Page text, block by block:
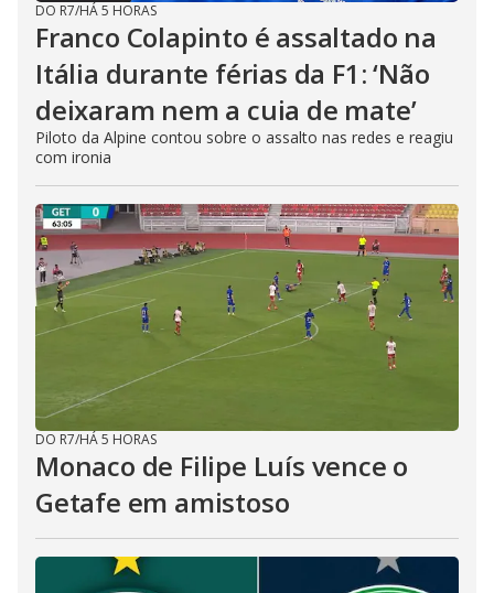
DO R7/HÁ 5 HORAS
Franco Colapinto é assaltado na
Itália durante férias da F1: ‘Não
deixaram nem a cuia de mate’
Piloto da Alpine contou sobre o assalto nas redes e reagiu
com ironia
DO R7/HÁ 5 HORAS
Monaco de Filipe Luís vence o
Getafe em amistoso